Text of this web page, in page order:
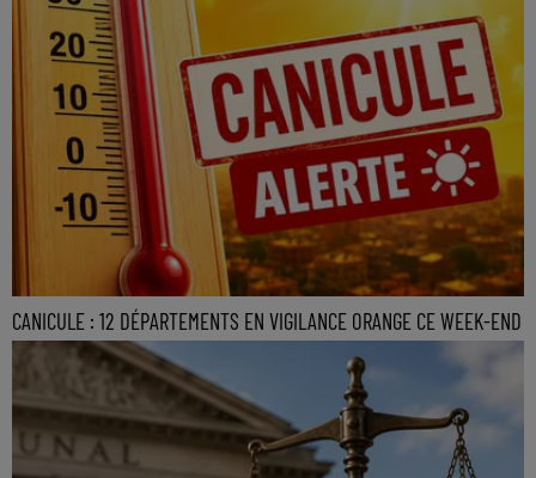
CANICULE : 12 DÉPARTEMENTS EN VIGILANCE ORANGE CE WEEK-END